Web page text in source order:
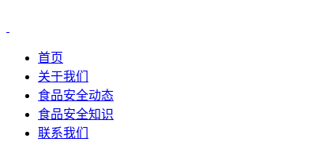
首页
关于我们
食品安全动态
食品安全知识
联系我们